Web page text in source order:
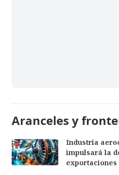
Aranceles y
Industria
impulsará la
exportaciones